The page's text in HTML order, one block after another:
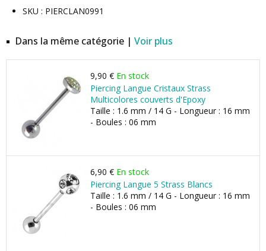
SKU : PIERCLAN0991
Dans la même catégorie | Voir plus
9,90 € En stock
Piercing Langue Cristaux Strass
Multicolores couverts d'Epoxy
Taille : 1.6 mm / 14 G - Longueur : 16 mm
- Boules : 06 mm
6,90 € En stock
Piercing Langue 5 Strass Blancs
Taille : 1.6 mm / 14 G - Longueur : 16 mm
- Boules : 06 mm